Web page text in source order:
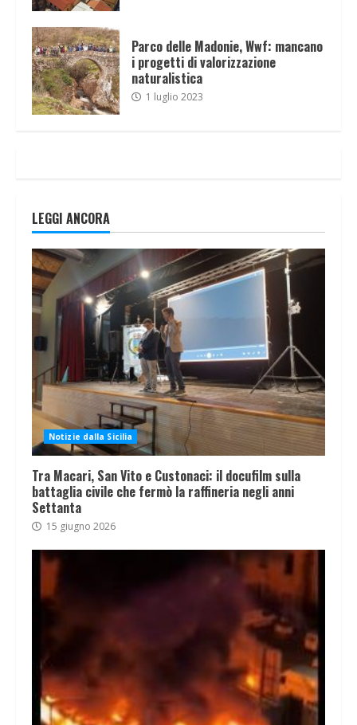
Parco delle Madonie, Wwf: mancano
i progetti di valorizzazione
naturalistica
1 luglio 2023
LEGGI ANCORA
Notizie dalla Sicilia
Tra Macari, San Vito e Custonaci: il docufilm sulla
battaglia civile che fermò la raffineria negli anni
Settanta
15 giugno 2026